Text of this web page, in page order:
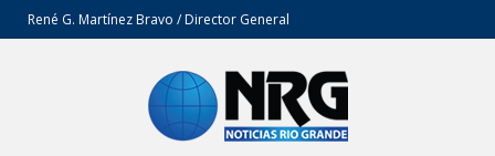
René G. Martínez Bravo / Director General